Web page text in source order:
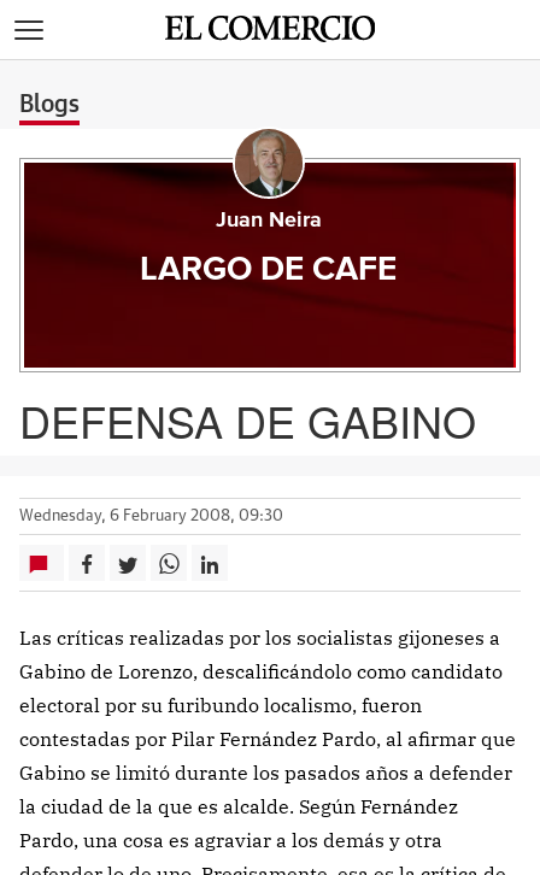
Blogs
Juan Neira
LARGO DE CAFE
DEFENSA DE GABINO
Wednesday, 6 February 2008, 09:30
Las críticas realizadas por los socialistas gijoneses a
Gabino de Lorenzo, descalificándolo como candidato
electoral por su furibundo localismo, fueron
contestadas por Pilar Fernández Pardo, al afirmar que
Gabino se limitó durante los pasados años a defender
la ciudad de la que es alcalde. Según Fernández
Pardo, una cosa es agraviar a los demás y otra